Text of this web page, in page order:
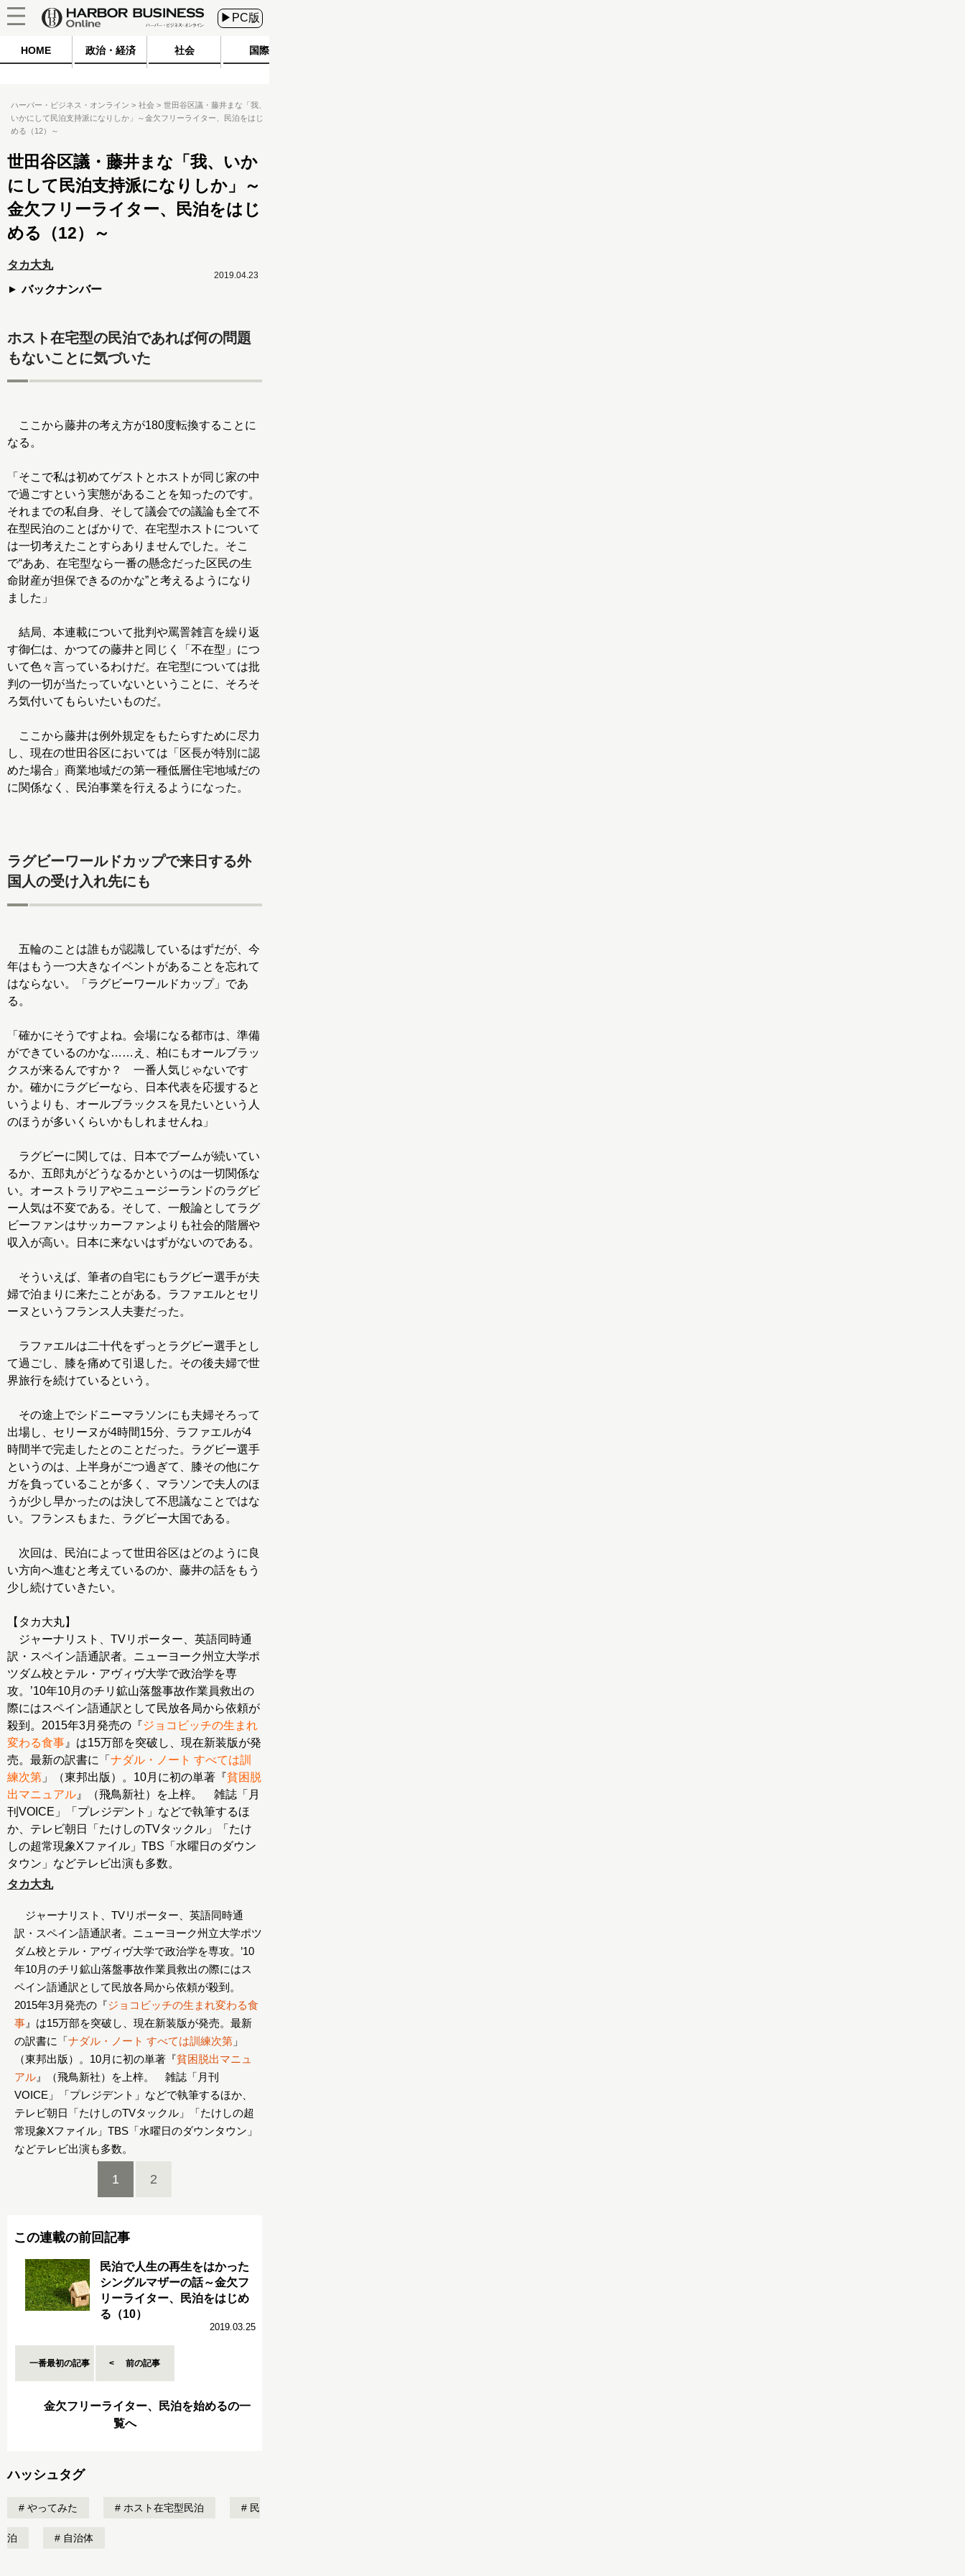
▶PC版
HOME 政治・経済 社会 国際
ハーバー・ビジネス・オンライン 社会
世田谷区議・藤井まな「我、
いかにして民泊支持派になりしか」～金欠フリーライター、民泊をはじ
める（12）～
世田谷区議・藤井まな「我、いか
にして民泊支持派になりしか」～
金欠フリーライター、民泊をはじ
める（12）～
タカ大丸
バックナンバー
2019.04.23
ホスト在宅型の民泊であれば何の問題
もないことに気づいた
ここから藤井の考え方が180度転換することに
なる。
「そこで私は初めてゲストとホストが同じ家の中
で過ごすという実態があることを知ったのです。
それまでの私自身、そして議会での議論も全て不
在型民泊のことばかりで、在宅型ホストについて
は一切考えたことすらありませんでした。そこ
で“ああ、在宅型なら一番の懸念だった区民の生
命財産が担保できるのかな”と考えるようになり
ました」
結局、本連載について批判や罵詈雑言を繰り返
す御仁は、かつての藤井と同じく「不在型」につ
いて色々言っているわけだ。在宅型については批
判の一切が当たっていないということに、そろそ
ろ気付いてもらいたいものだ。
ここから藤井は例外規定をもたらすために尽力
し、現在の世田谷区においては「区長が特別に認
めた場合」商業地域だの第一種低層住宅地域だの
に関係なく、民泊事業を行えるようになった。
ラグビーワールドカップで来日する外
国人の受け入れ先にも
五輪のことは誰もが認識しているはずだが、今
年はもう一つ大きなイベントがあることを忘れて
はならない。「ラグビーワールドカップ」であ
る。
「確かにそうですよね。会場になる都市は、準備
ができているのかな……え、柏にもオールブラッ
クスが来るんですか？ 一番人気じゃないです
か。確かにラグビーなら、日本代表を応援すると
いうよりも、オールブラックスを見たいという人
のほうが多いくらいかもしれませんね」
ラグビーに関しては、日本でブームが続いてい
るか、五郎丸がどうなるかというのは一切関係な
い。オーストラリアやニュージーランドのラグビ
ー人気は不変である。そして、一般論としてラグ
ビーファンはサッカーファンよりも社会的階層や
収入が高い。日本に来ないはずがないのである。
そういえば、筆者の自宅にもラグビー選手が夫
婦で泊まりに来たことがある。ラファエルとセリ
ーヌというフランス人夫妻だった。
ラファエルは二十代をずっとラグビー選手とし
て過ごし、膝を痛めて引退した。その後夫婦で世
界旅行を続けているという。
その途上でシドニーマラソンにも夫婦そろって
出場し、セリーヌが4時間15分、ラファエルが4
時間半で完走したとのことだった。ラグビー選手
というのは、上半身がごつ過ぎて、膝その他にケ
ガを負っていることが多く、マラソンで夫人のほ
うが少し早かったのは決して不思議なことではな
い。フランスもまた、ラグビー大国である。
次回は、民泊によって世田谷区はどのように良
い方向へ進むと考えているのか、藤井の話をもう
少し続けていきたい。
【タカ大丸】
ジャーナリスト、TVリポーター、英語同時通
訳・スペイン語通訳者。ニューヨーク州立大学ポ
ツダム校とテル・アヴィヴ大学で政治学を専
攻。’10年10月のチリ鉱山落盤事故作業員救出の
際にはスペイン語通訳として民放各局から依頼が
殺到。2015年3月発売の『ジョコビッチの生まれ
変わる食事 』は15万部を突破し、現在新装版が発
売。最新の訳書に「 ナダル・ノート すべては訓
練次第 」（東邦出版）。10月に初の単著『貧困脱
出マニュアル 』（飛鳥新社）を上梓。 雑誌「月
刊VOICE」「プレジデント」などで執筆するほ
か、テレビ朝日「たけしのTVタックル」「たけ
しの超常現象Xファイル」TBS「水曜日のダウン
タウン」などテレビ出演も多数。
タカ大丸
ジャーナリスト、TVリポーター、英語同時通
訳・スペイン語通訳者。ニューヨーク州立大学ポツ
ダム校とテル・アヴィヴ大学で政治学を専攻。’10
年10月のチリ鉱山落盤事故作業員救出の際にはス
ペイン語通訳として民放各局から依頼が殺到。
2015年3月発売の『ジョコビッチの生まれ変わる食
事 』は15万部を突破し、現在新装版が発売。最新
の訳書に「ナダル・ノート すべては訓練次第 」
（東邦出版）。10月に初の単著『貧困脱出マニュ
アル 』（飛鳥新社）を上梓。 雑誌「月刊
VOICE」「プレジデント」などで執筆するほか、
テレビ朝日「たけしのTVタックル」「たけしの超
常現象Xファイル」TBS「水曜日のダウンタウン」
などテレビ出演も多数。
1 2
この連載の前回記事
民泊で人生の再生をはかった
シングルマザーの話～金欠フ
リーライター、民泊をはじめ
る（10）
2019.03.25
一番最初の記事 前の記事
金欠フリーライター、民泊を始めるの一
覧へ
ハッシュタグ
やってみた ホスト在宅型民泊 民
泊 自治体